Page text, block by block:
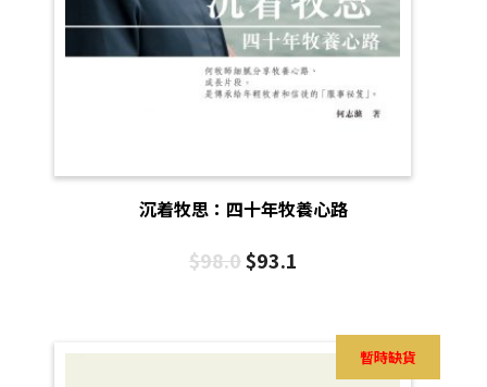
沉着牧思：四十年牧養心路
$98.0$93.1
暫時缺貨